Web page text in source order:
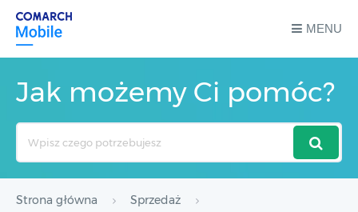
MENU
Jak możemy Ci pomóc?
Strona główna
Sprzedaż